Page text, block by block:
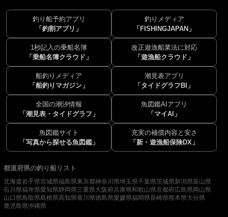
釣り船予約アプリ
「釣割アプリ」
釣りメディア
「FISHINGJAPAN」
1秒記入の乗船名簿
「乗船名簿クラウド」
改正遊漁船業法に対応
「遊漁船クラウド」
船釣りメディア
「船釣りマガジン」
潮見表アプリ
「タイドグラフBI」
全国の潮汐情報
「潮見表・タイドグラフ」
魚図鑑AIアプリ
「マイAI」
魚図鑑サイト
「写真から探せる魚図鑑」
充実の補償内容と安さ
「新・遊漁船保険DX」
都道府県の釣り船リスト
北海道岩手県宮城県福島県東京都神奈川県埼玉県千葉県茨城県新潟県富山県
石川県福井県愛知県静岡県三重県大阪府兵庫県和歌山県京都府広島県岡山県
山口県鳥取県島根県高知県香川県徳島県愛媛県福岡県長崎県熊本県大分県
鹿児島県沖縄県